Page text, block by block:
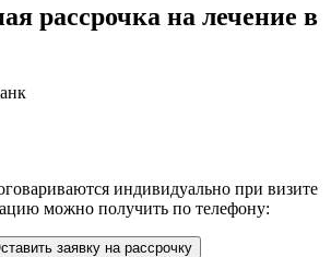
рассрочка на лечение в
индивидуально при визите
можно получить по телефону:
заявку на рассрочку